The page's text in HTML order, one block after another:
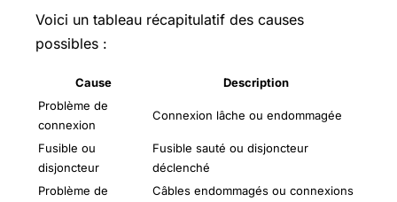
Voici un tableau récapitulatif des causes
possibles :
Cause
Description
Problème de
connexion
Connexion lâche ou endommagée
Fusible ou
disjoncteur
Fusible sauté ou disjoncteur
déclenché
Problème de
Câbles endommagés ou connexions